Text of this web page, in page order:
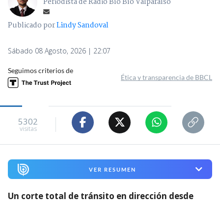
Publicado porLindy Sandoval
Sábado 08 Agosto, 2026 | 22:07
Seguimos criterios de
Ética y transparencia de BBCL
5302
visitas
VER RESUMEN
Un corte total de tránsito en dirección desde